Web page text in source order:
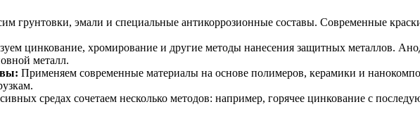
грунтовки, эмали и специальные антикоррозионные составы. Современные
цинкование, хромирование и другие методы нанесения защитных металлов.
металл.
Применяем современные материалы на основе полимеров, керамики и
средах сочетаем несколько методов: например, горячее цинкование с